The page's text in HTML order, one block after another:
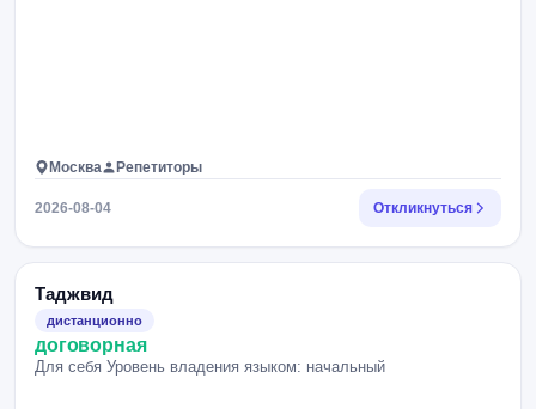
Москва Репетиторы
2026-08-04 Откликнуться
Таджвид
дистанционно
договорная
Для себя Уровень владения языком: начальный